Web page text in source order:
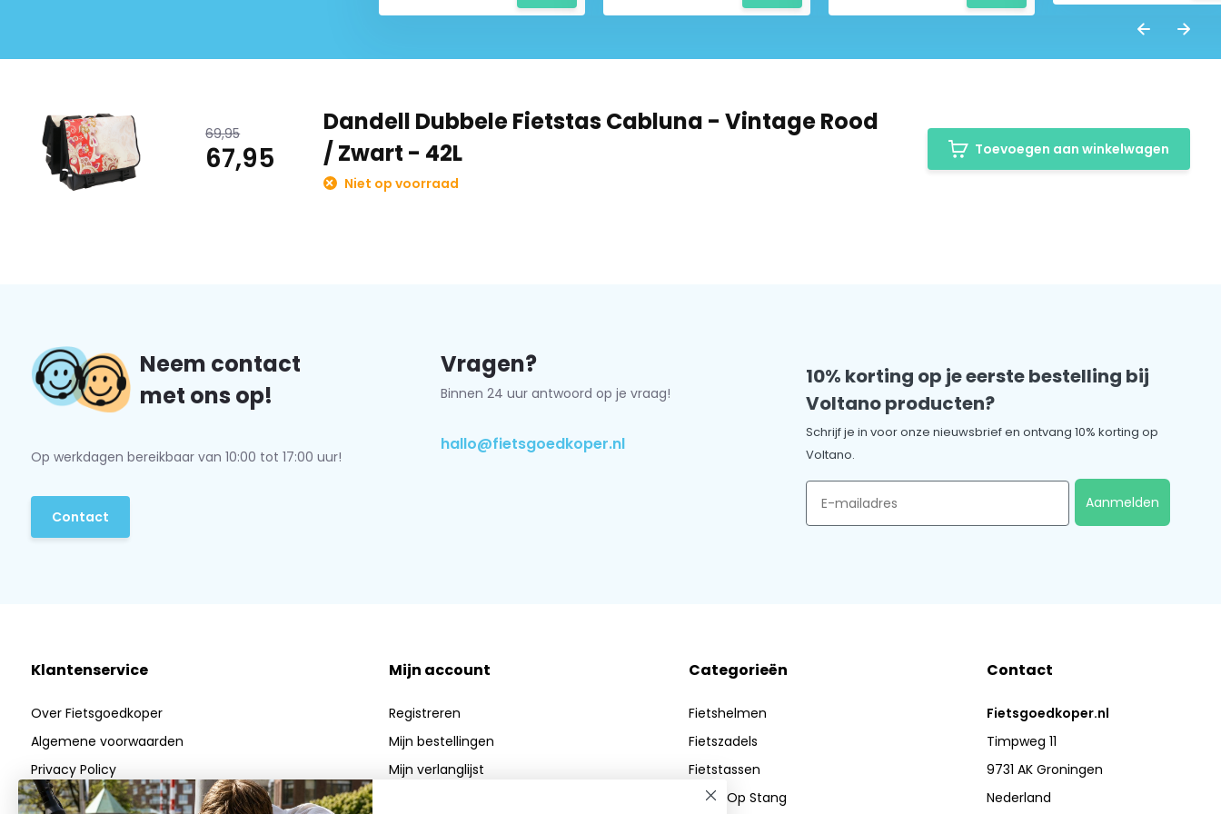
alleen geleverd door Fietsgoedkoper! U gaat deze producten nergens anders vinden.
Dus zoekt u een exclusieve fietstas uit de nieuwste collectie? Wacht dan niet langer en
neem één van de nieuwe Dandell fietstassen mee!
Neem ook een kijkje bij alle andere fietstassen van het merk dandell.
69,95
67,95
Dandell Dubbele Fietstas Cabluna - Vintage Rood
/ Zwart - 42L
Niet op voorraad
Toevoegen aan winkelwagen
Neem contact
met ons op!
Op werkdagen bereikbaar van 10:00 tot 17:00 uur!
Contact
Vragen?
Binnen 24 uur antwoord op je vraag!
hallo@fietsgoedkoper.nl
10% korting op je eerste bestelling bij
Voltano producten?
Schrijf je in voor onze nieuwsbrief en ontvang 10% korting op
Voltano.
Email
Aanmelden
Klantenservice
Over Fietsgoedkoper
Algemene voorwaarden
Privacy Policy
Betaalmethoden
Mijn account
Registreren
Mijn bestellingen
Mijn verlanglijst
Categorieën
Fietshelmen
Fietszadels
Fietstassen
Zadel Op Stang
Contact
Fietsgoedkoper.nl
Timpweg 11
9731 AK Groningen
Nederland